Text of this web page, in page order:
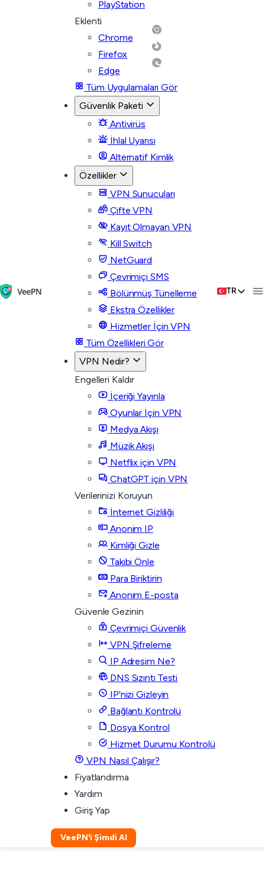
PlayStation
Eklenti
Chrome
Firefox
Edge
Tüm Uygulamaları Gör
Güvenlik Paketi
Antivirüs
İhlal Uyarısı
Alternatif Kimlik
Özellikler
VPN Sunucuları
Çifte VPN
Kayıt Olmayan VPN
Kill Switch
NetGuard
Çevrimiçi SMS
Bölünmüş Tünelleme
Ekstra Özellikler
Hizmetler İçin VPN
Tüm Özellikleri Gör
VPN Nedir?
Engelleri Kaldır
İçeriği Yayınla
Oyunlar İçin VPN
Medya Akışı
Müzik Akışı
Netflix için VPN
ChatGPT için VPN
Verilerinizi Koruyun
İnternet Gizliliği
Anonim IP
Kimliği Gizle
Takibi Önle
Para Biriktirin
Anonim E-posta
Güvenle Gezinin
Çevrimiçi Güvenlik
VPN Şifreleme
IP Adresim Ne?
DNS Sızıntı Testi
IP'nizi Gizleyin
Bağlantı Kontrolü
Dosya Kontrol
Hizmet Durumu Kontrolü
VPN Nasıl Çalışır?
Fiyatlandırma
Yardım
Giriş Yap
VeePN'i Şimdi Al
TR